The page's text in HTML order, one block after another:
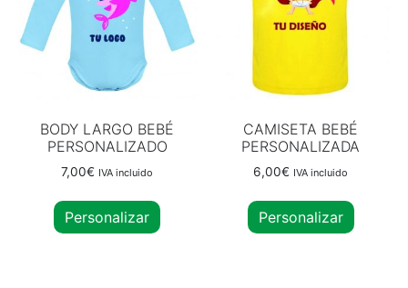
BODY LARGO BEBÉ
PERSONALIZADO
7,00€ IVA incluido
Personalizar
CAMISETA BEBÉ
PERSONALIZADA
6,00€ IVA incluido
Personalizar